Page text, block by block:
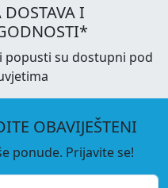
DOSTAVA I
popusti su dostupni pod
OBAVIJEŠTENI
ponude. Prijavite se!